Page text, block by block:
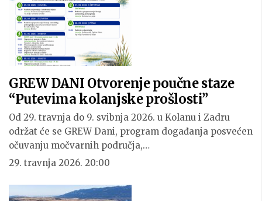
GREW DANI Otvorenje poučne staze
“Putevima kolanjske prošlosti”
Od 29. travnja do 9. svibnja 2026. u Kolanu i Zadru
održat će se GREW Dani, program događanja posvećen
očuvanju močvarnih područja,…
29. travnja 2026. 20:00